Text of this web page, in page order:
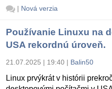
| Nová verzia
Používanie Linuxu na
USA rekordnú úroveň.
21.07.2025 | 19:40 | Balin50
Linux prvýkrát v histórii